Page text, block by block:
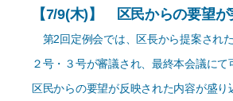
【7/9(木)】 区民からの要望が
第2回定例会では、区長から提案され
２号・３号が審議され、最終本会議に
区民からの要望が反映された内容が盛